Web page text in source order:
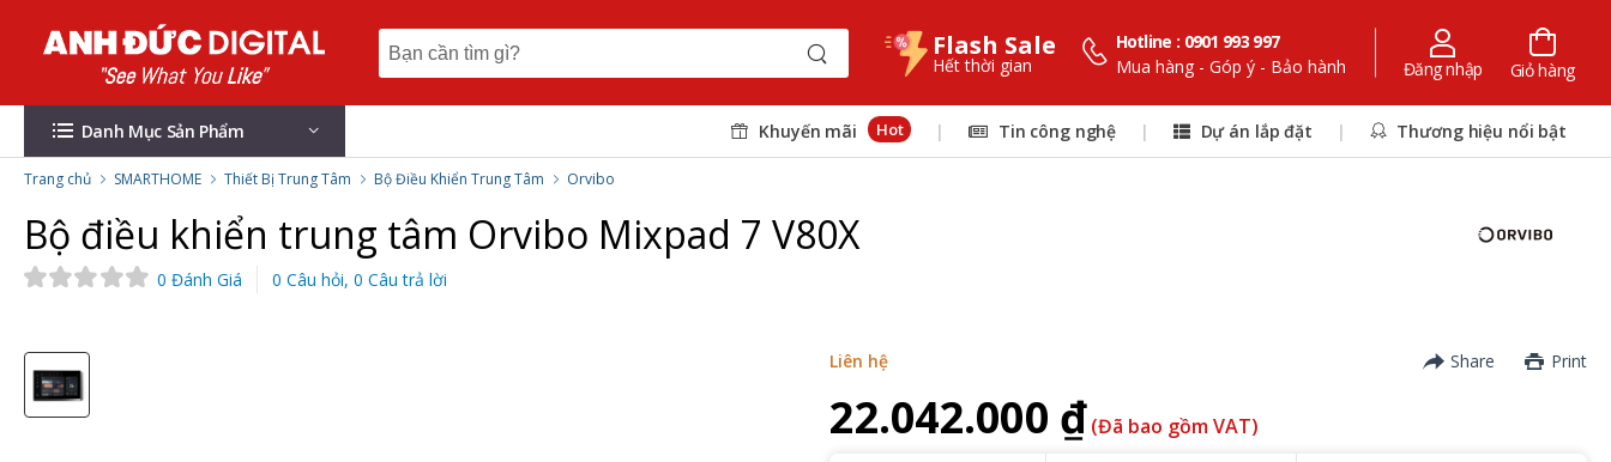
Flash Sale
Hết thời gian
Hotline : 0901 993 997
Mua hàng - Góp ý - Bảo hành
Đăng nhập Giỏ hàng
Danh Mục Sản Phẩm Khuyến mãi Hot | Tin công nghệ | Dự án lắp đặt | Thương hiệu nổi bật
Trang chủ SMARTHOME Thiết Bị Trung Tâm Bộ Điều Khiển Trung Tâm Orvibo
Bộ điều khiển trung tâm Orvibo Mixpad 7 V80X
0 Đánh Giá 0 Câu hỏi, 0 Câu trả lời
Liên hệ Share Print
22.042.000 ₫ (Đã bao gồm VAT)